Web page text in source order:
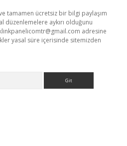
tamamen ücretsiz bir bilgi paylaşım
düzenlemelere aykırı olduğunu
adresine
yasal süre içerisinde sitemizden